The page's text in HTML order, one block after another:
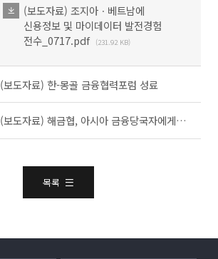
파일다운로드
(보도자료) 조지아ㆍ베트남에
신용정보 및 마이데이터 발전경험
전수_0717.pdf
(231.92 KB)
(보도자료) 한-몽골 금융협력포럼 성료
(보도자료) 해금협, 아시아 금융당국자에게 K-금융 모델 전수
목록